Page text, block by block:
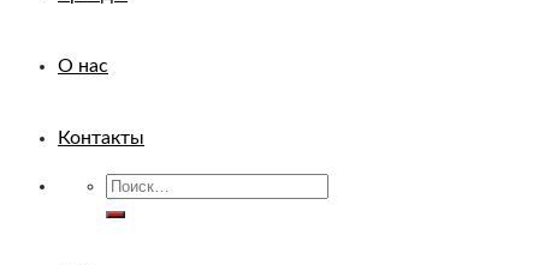
О нас
Контакты
Искать: